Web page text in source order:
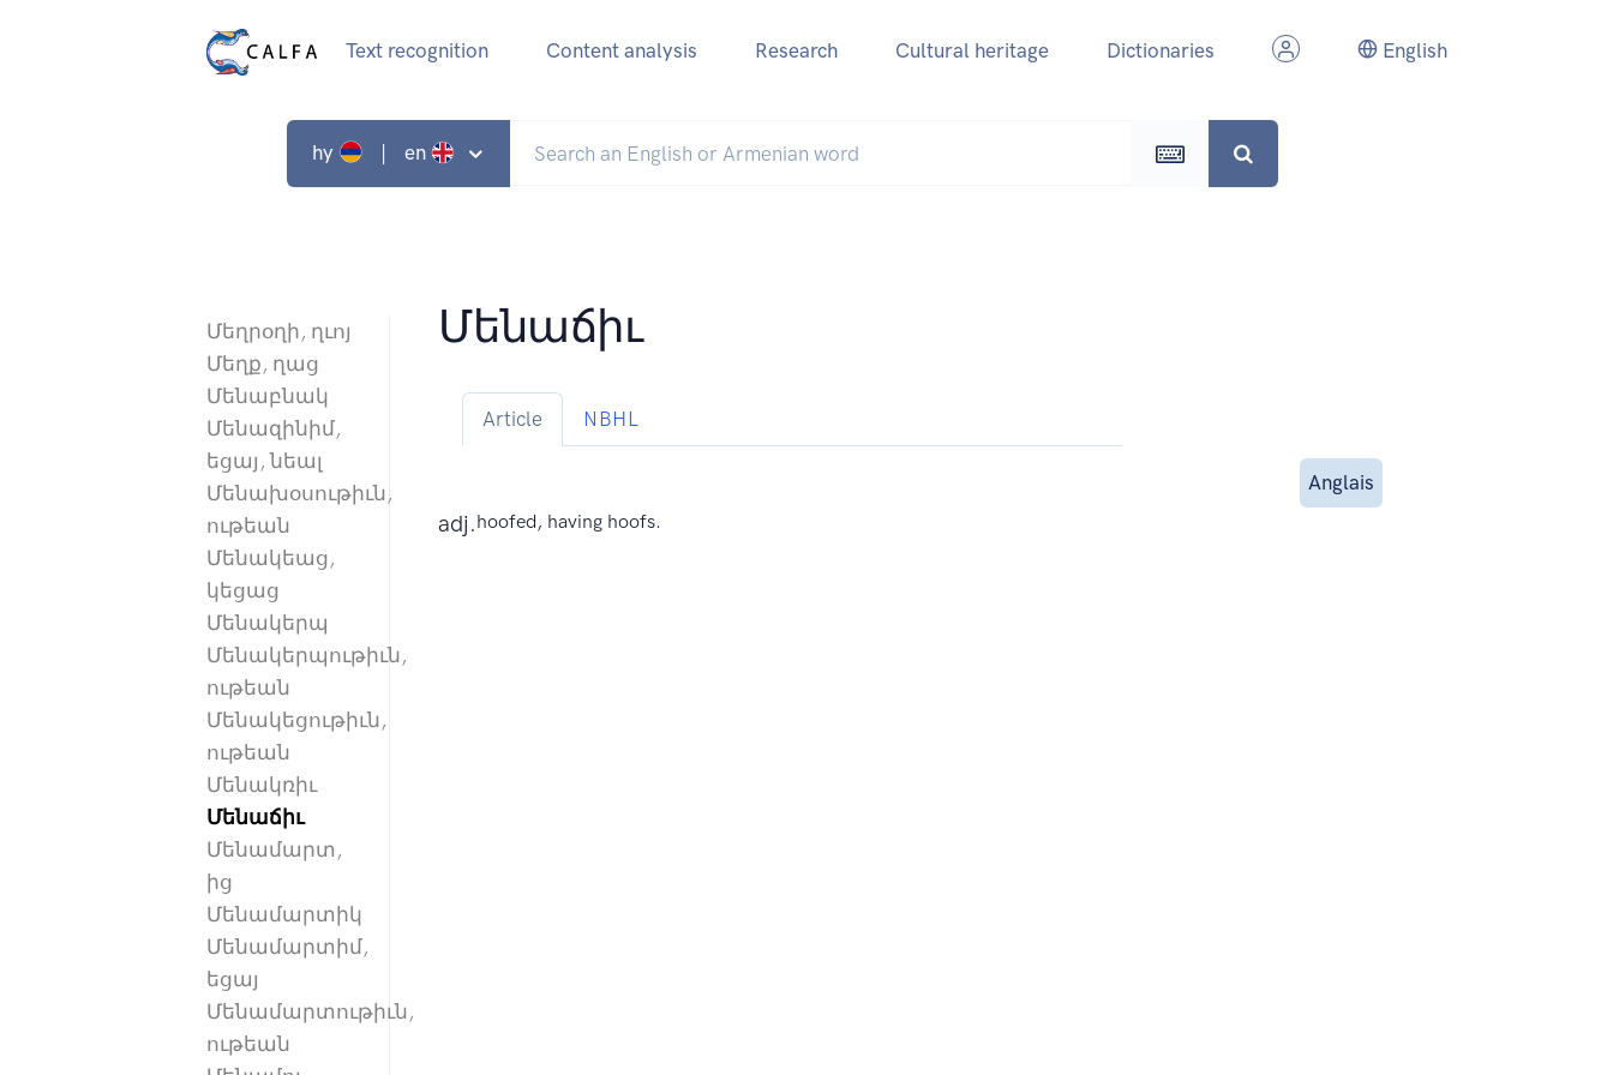
Text recognition Content analysis Research Cultural heritage Dictionaries English
hy | en
Մեղրօղի, ղւոյ
Մեղք, ղաց
Մենաբնակ
Մենազինիմ,
եցայ, նեալ
Մենախօսութիւն,
ութեան
Մենակեաց,
կեցաց
Մենակերպ
Մենակերպութիւն,
ութեան
Մենակեցութիւն,
ութեան
Մենակռիւ
Մենաճիւ
Մենամարտ,
ից
Մենամարտիկ
Մենամարտիմ,
եցայ
Մենամարտութիւն,
ութեան
Մենաճիւ
Article NBHL
Anglais
adj.hoofed, having hoofs.